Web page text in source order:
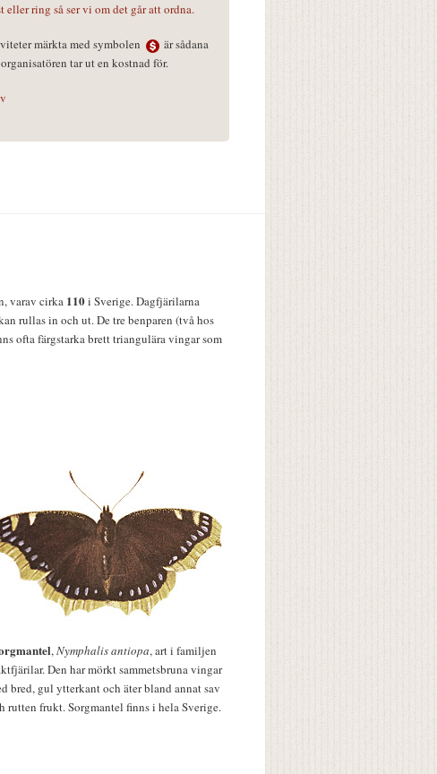
eller ring så ser vi om det går att ordna.
märkta med symbolen
är sådana
tar ut en kostnad för.
varav cirka 110i Sverige. Dagfjärilarna
rullas in och ut. De tre benparen (två hos
ofta färgstarka brett triangulära vingar som
,Nymphalis antiopa, art i familjen
Den har mörkt sammetsbruna vingar
bred, gul ytterkant och äter bland annat sav
rutten frukt. Sorgmantel finns i hela Sverige.